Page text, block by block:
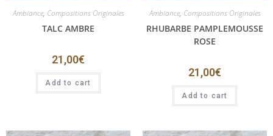
Ambiance, Compositions Originales
TALC AMBRE
21,00€
Add to cart
Ambiance, Compositions Originales
RHUBARBE PAMPLEMOUSSE
ROSE
21,00€
Add to cart